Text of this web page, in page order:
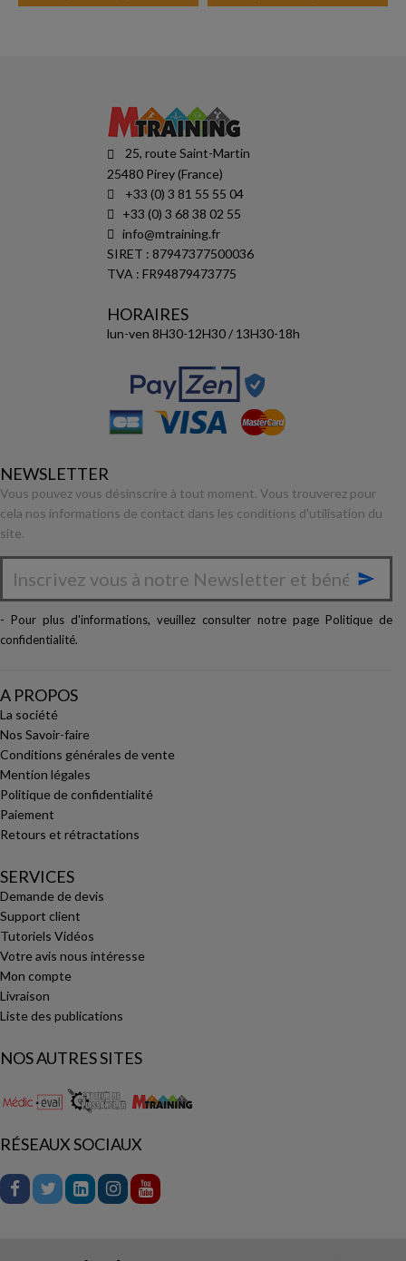
25, route Saint-Martin
25480 Pirey (France)
+33 (0) 3 81 55 55 04
+33 (0) 3 68 38 02 55
info@mtraining.fr
SIRET : 87947377500036
TVA : FR94879473775
HORAIRES
lun-ven 8H30-12H30 / 13H30-18h
NEWSLETTER
Vous pouvez vous désinscrire à tout moment. Vous trouverez pour
cela nos informations de contact dans les conditions d'utilisation du
site.

- Pour plus d'informations, veuillez consulter notre page Politique de
confidentialité.
A PROPOS
La société
Nos Savoir-faire
Conditions générales de vente
Mention légales
Politique de confidentialité
Paiement
Retours et rétractations
SERVICES
Demande de devis
Support client
Tutoriels Vidéos
Votre avis nous intéresse
Mon compte
Livraison
Liste des publications
NOS AUTRES SITES
RÉSEAUX SOCIAUX